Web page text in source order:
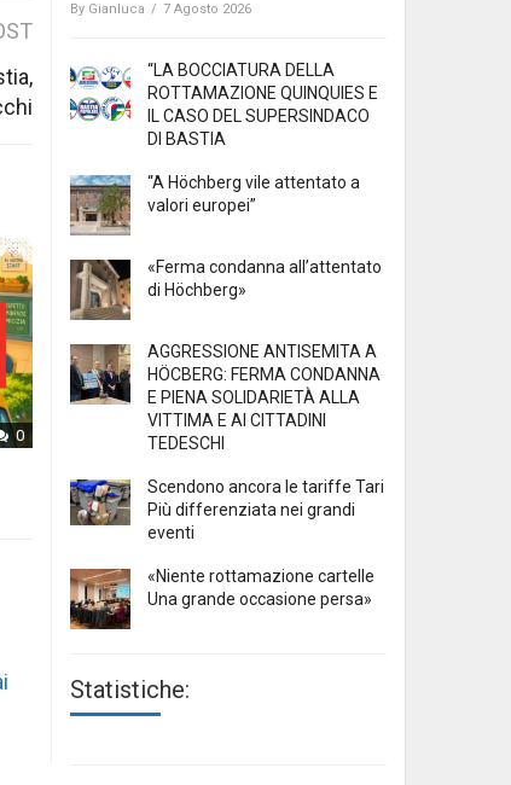
0
By Gianluca / 7 Agosto 2026
“LA BOCCIATURA DELLA
ROTTAMAZIONE QUINQUIES E
IL CASO DEL SUPERSINDACO
DI BASTIA
“A Höchberg vile attentato a
valori europei”
«Ferma condanna all’attentato
di Höchberg»
AGGRESSIONE ANTISEMITA A
HÖCBERG: FERMA CONDANNA
E PIENA SOLIDARIETÀ ALLA
VITTIMA E AI CITTADINI
TEDESCHI
Scendono ancora le tariffe Tari
Più differenziata nei grandi
eventi
«Niente rottamazione cartelle
Una grande occasione persa»
Statistiche: